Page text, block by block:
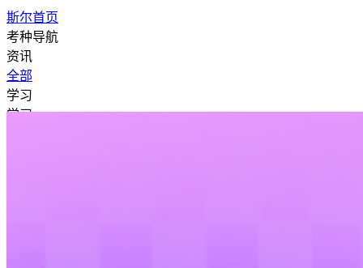
斯尔首页
考种导航
资讯
全部
学习
学习